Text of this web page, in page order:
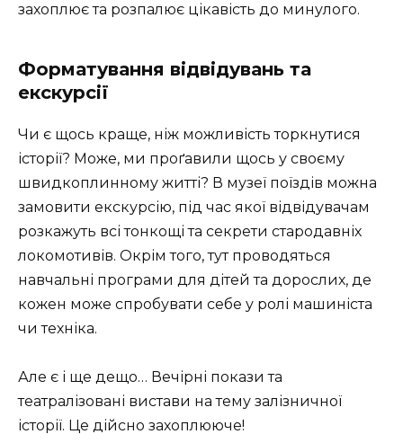
захоплює та розпалює цікавість до минулого.
Форматування відвідувань та
екскурсії
Чи є щось краще, ніж можливість торкнутися
історії? Може, ми проґавили щось у своєму
швидкоплинному житті? В музеї поїздів можна
замовити екскурсію, під час якої відвідувачам
розкажуть всі тонкощі та секрети стародавніх
локомотивів. Окрім того, тут проводяться
навчальні програми для дітей та дорослих, де
кожен може спробувати себе у ролі машиніста
чи техніка.
Але є і ще дещо… Вечірні покази та
театралізовані вистави на тему залізничної
історії. Це дійсно захоплююче!